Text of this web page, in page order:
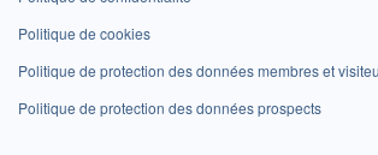
Politique de cookies
Politique de protection des données membres et
Politique de protection des données prospects